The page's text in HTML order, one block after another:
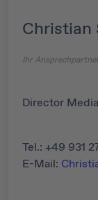
Ihr
Director
Tel.: +49 931
E-Mail: